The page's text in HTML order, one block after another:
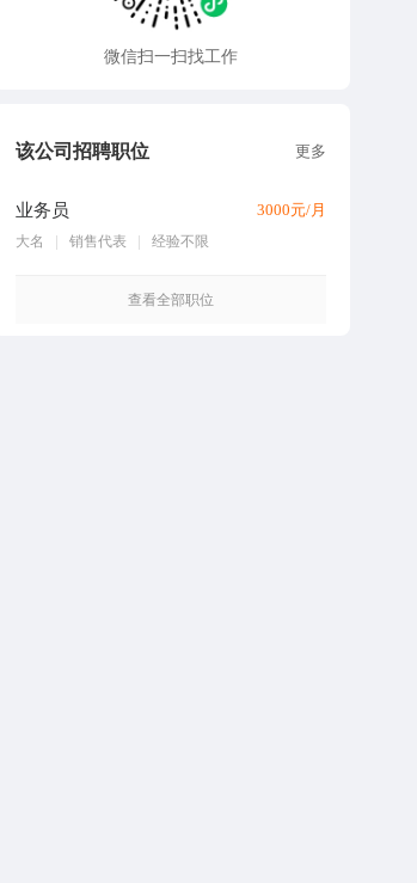
微信扫一扫找工作
该公司招聘职位 更多
业务员 3000元/月
大名 销售代表 经验不限
查看全部职位